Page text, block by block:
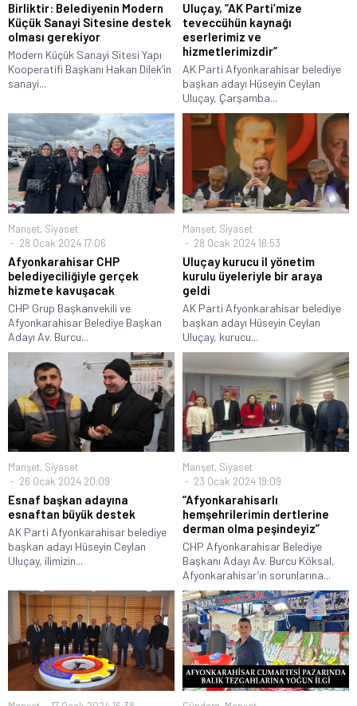
Birliktir: Belediyenin Modern
Küçük Sanayi Sitesine destek
olması gerekiyor
Modern Küçük Sanayi Sitesi Yapı
Kooperatifi Başkanı Hakan Dilek’in
sanayi...
Uluçay, “AK Parti’mize
teveccühün kaynağı
eserlerimiz ve
hizmetlerimizdir”
AK Parti Afyonkarahisar belediye
başkan adayı Hüseyin Ceylan
Uluçay, Çarşamba...
Manşet, Siyaset
28 Ocak 2024 17:06
Afyonkarahisar CHP
belediyeciliğiyle gerçek
hizmete kavuşacak
CHP Grup Başkanvekili ve
Afyonkarahisar Belediye Başkan
Adayı Av. Burcu...
Manşet, Siyaset
28 Ocak 2024 16:53
Uluçay kurucu il yönetim
kurulu üyeleriyle bir araya
geldi
AK Parti Afyonkarahisar belediye
başkan adayı Hüseyin Ceylan
Uluçay, kurucu...
Manşet, Siyaset
26 Ocak 2024 20:09
Esnaf başkan adayına
esnaftan büyük destek
AK Parti Afyonkarahisar belediye
başkan adayı Hüseyin Ceylan
Uluçay, ilimizin...
Manşet, Siyaset
23 Ocak 2024 19:09
“Afyonkarahisarlı
hemşehrilerimin dertlerine
derman olma peşindeyiz”
CHP Afyonkarahisar Belediye
Başkanı Adayı Av. Burcu Köksal,
Afyonkarahisar’ın sorunlarına...